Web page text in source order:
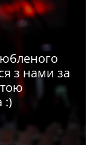
з нами за
:)